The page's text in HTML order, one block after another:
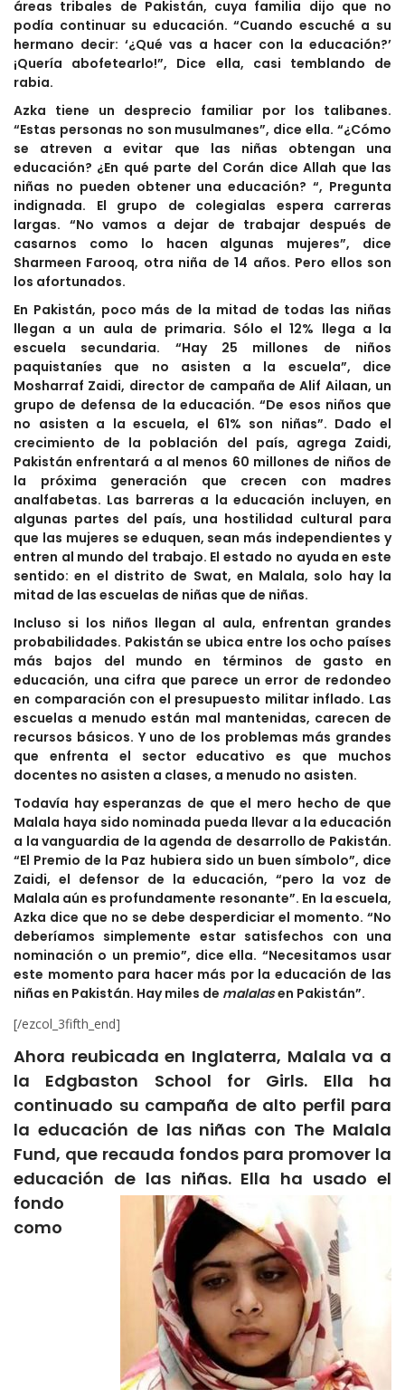
áreas tribales de Pakistán, cuya familia dijo que no
podía continuar su educación. “Cuando escuché a su
hermano decir: ‘¿Qué vas a hacer con la educación?’
¡Quería abofetearlo!”, Dice ella, casi temblando de
rabia.
Azka tiene un desprecio familiar por los talibanes.
“Estas personas no son musulmanes”, dice ella. “¿Cómo
se atreven a evitar que las niñas obtengan una
educación? ¿En qué parte del Corán dice Allah que las
niñas no pueden obtener una educación? “, Pregunta
indignada. El grupo de colegialas espera carreras
largas. “No vamos a dejar de trabajar después de
casarnos como lo hacen algunas mujeres”, dice
Sharmeen Farooq, otra niña de 14 años. Pero ellos son
los afortunados.
En Pakistán, poco más de la mitad de todas las niñas
llegan a un aula de primaria. Sólo el 12% llega a la
escuela secundaria. “Hay 25 millones de niños
paquistaníes que no asisten a la escuela”, dice
Mosharraf Zaidi, director de campaña de Alif Ailaan, un
grupo de defensa de la educación. “De esos niños que
no asisten a la escuela, el 61% son niñas”. Dado el
crecimiento de la población del país, agrega Zaidi,
Pakistán enfrentará a al menos 60 millones de niños de
la próxima generación que crecen con madres
analfabetas. Las barreras a la educación incluyen, en
algunas partes del país, una hostilidad cultural para
que las mujeres se eduquen, sean más independientes y
entren al mundo del trabajo. El estado no ayuda en este
sentido: en el distrito de Swat, en Malala, solo hay la
mitad de las escuelas de niñas que de niñas.
Incluso si los niños llegan al aula, enfrentan grandes
probabilidades. Pakistán se ubica entre los ocho países
más bajos del mundo en términos de gasto en
educación, una cifra que parece un error de redondeo
en comparación con el presupuesto militar inflado. Las
escuelas a menudo están mal mantenidas, carecen de
recursos básicos. Y uno de los problemas más grandes
que enfrenta el sector educativo es que muchos
docentes no asisten a clases, a menudo no asisten.
Todavía hay esperanzas de que el mero hecho de que
Malala haya sido nominada pueda llevar a la educación
a la vanguardia de la agenda de desarrollo de Pakistán.
“El Premio de la Paz hubiera sido un buen símbolo”, dice
Zaidi, el defensor de la educación, “pero la voz de
Malala aún es profundamente resonante”. En la escuela,
Azka dice que no se debe desperdiciar el momento. “No
deberíamos simplemente estar satisfechos con una
nominación o un premio”, dice ella. “Necesitamos usar
este momento para hacer más por la educación de las
niñas en Pakistán. Hay miles de malalasen Pakistán”.
[/ezcol_3fifth_end]
Ahora reubicada en Inglaterra, Malala va a
la Edgbaston School for Girls. Ella ha
continuado su campaña de alto perfil para
la educación de las niñas con The Malala
Fund, que recauda fondos para promover la
educación de las niñas. Ella ha usado el
fondo
como